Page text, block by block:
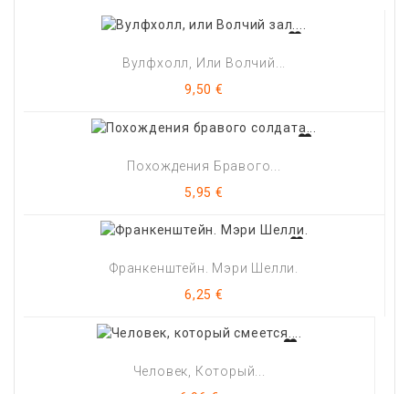
Вулфхолл, Или Волчий...
Цена
9,50 €
Похождения Бравого...
Цена
5,95 €
Франкенштейн. Мэри Шелли.
Цена
6,25 €
Человек, Который...